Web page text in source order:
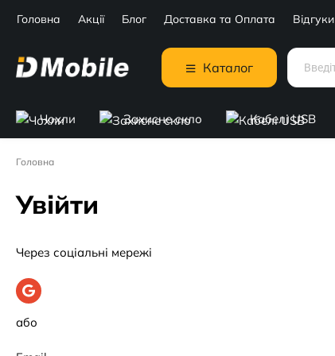
Головна Акції Блог Доставка та Оплата Відгуки
Каталог
Чохли Захисне скло Кабелі USB
Головна
Увійти
Через соціальні мережі
або